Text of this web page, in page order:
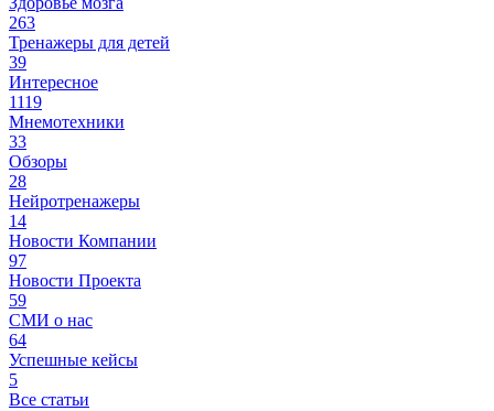
263
Тренажеры для детей
39
Интересное
1119
Мнемотехники
33
Обзоры
28
Нейротренажеры
14
Новости Компании
97
Новости Проекта
59
СМИ о нас
64
Успешные кейсы
5
Все статьи